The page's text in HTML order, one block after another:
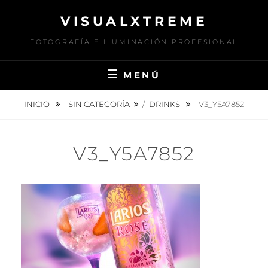
contenido
VISUALXTREME
FOTOGRAFÍA E ILUMINACIÓN PROFESIONAL
MENÚ
INICIO SIN CATEGORÍA / DRINKS V3_Y5A7852
V3_Y5A7852